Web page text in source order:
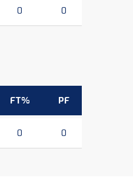
0 0
FT% PF
0 0